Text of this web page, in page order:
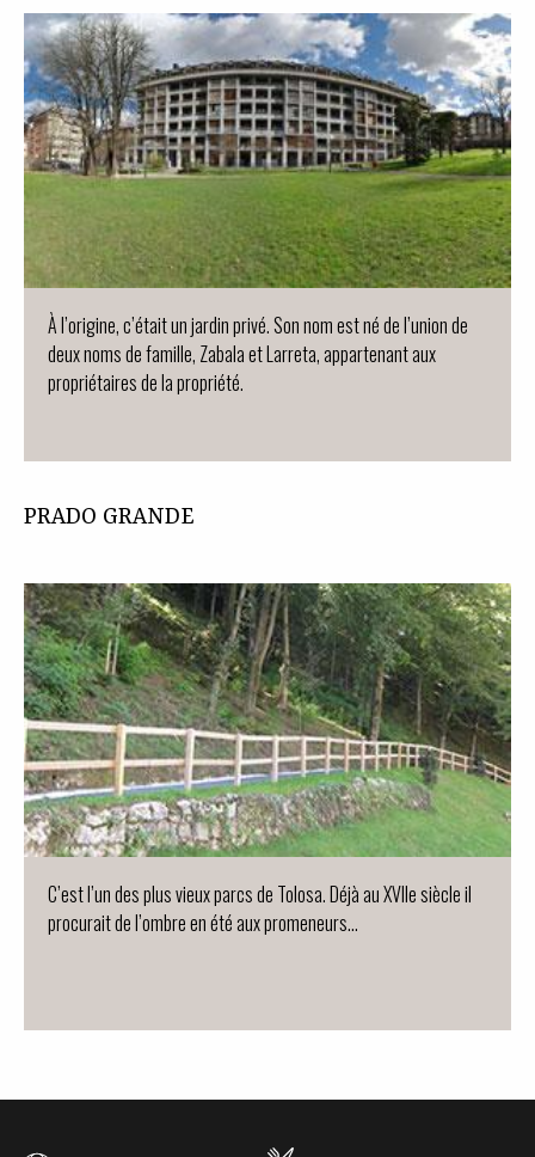
À l’origine, c’était un jardin privé. Son nom est né de l’union de
deux noms de famille, Zabala et Larreta, appartenant aux
propriétaires de la propriété.
PRADO GRANDE
C’est l’un des plus vieux parcs de Tolosa. Déjà au XVIIe siècle il
procurait de l’ombre en été aux promeneurs…